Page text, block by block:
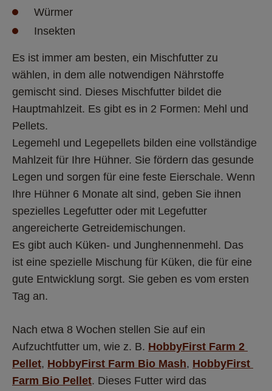
Würmer
Insekten
Es ist immer am besten, ein Mischfutter zu
wählen, in dem alle notwendigen Nährstoffe
gemischt sind. Dieses Mischfutter bildet die
Hauptmahlzeit. Es gibt es in 2 Formen: Mehl und
Pellets.
Legemehl und Legepellets bilden eine vollständige
Mahlzeit für Ihre Hühner. Sie fördern das gesunde
Legen und sorgen für eine feste Eierschale. Wenn
Ihre Hühner 6 Monate alt sind, geben Sie ihnen
spezielles Legefutter oder mit Legefutter
angereicherte Getreidemischungen.
Es gibt auch Küken- und Junghennenmehl. Das
ist eine spezielle Mischung für Küken, die für eine
gute Entwicklung sorgt. Sie geben es vom ersten
Tag an.
Nach etwa 8 Wochen stellen Sie auf ein
Aufzuchtfutter um, wie z. B. HobbyFirst Farm 2
Pellet, HobbyFirst Farm Bio Mash, HobbyFirst
Farm Bio Pellet. Dieses Futter wird das